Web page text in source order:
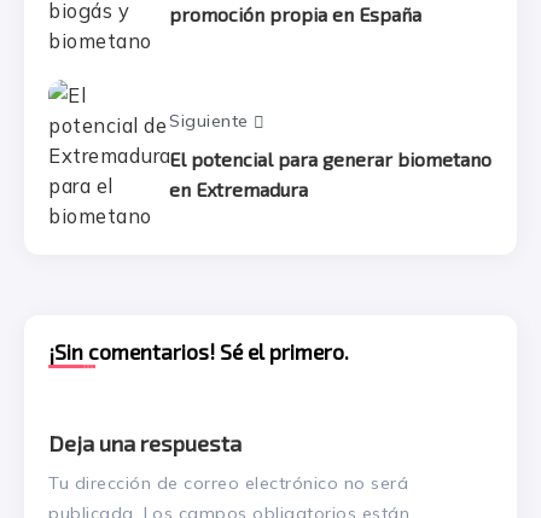
promoción propia en España
Siguiente
El potencial para generar biometano
en Extremadura
¡Sin comentarios! Sé el primero.
Deja una respuesta
Tu dirección de correo electrónico no será
publicada. Los campos obligatorios están